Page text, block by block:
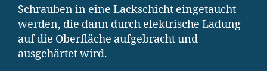
Schrauben in eine Lackschicht eingetaucht
werden, die dann durch elektrische Ladung
auf die Oberfläche aufgebracht und
ausgehärtet wird.